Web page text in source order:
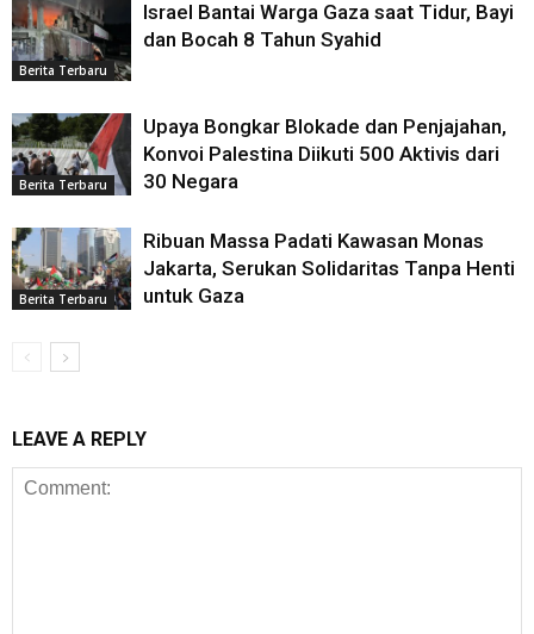
Berita Terbaru
Israel Bantai Warga Gaza saat Tidur, Bayi
dan Bocah 8 Tahun Syahid
Berita Terbaru
Upaya Bongkar Blokade dan Penjajahan,
Konvoi Palestina Diikuti 500 Aktivis dari
30 Negara
Berita Terbaru
Ribuan Massa Padati Kawasan Monas
Jakarta, Serukan Solidaritas Tanpa Henti
untuk Gaza
LEAVE A REPLY